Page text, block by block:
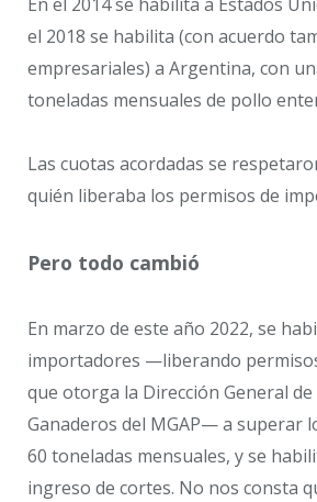
el 2018 se habilita (con acuerdo
empresariales) a Argentina, con
toneladas mensuales de pollo
Las cuotas acordadas se
quién liberaba los permisos de
Pero todo cambió
En marzo de este año 2022, se
importadores —liberando
que otorga la Dirección General de
Ganaderos del MGAP— a superar
60 toneladas mensuales, y se
ingreso de cortes. No nos consta